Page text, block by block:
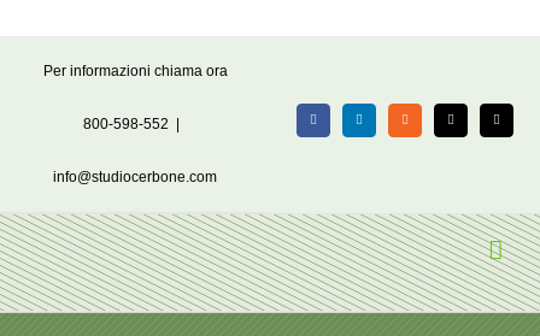
Per informazioni chiama ora
800-598-552
info@studiocerbone.com
FacebookLinkedIn Rss X Email